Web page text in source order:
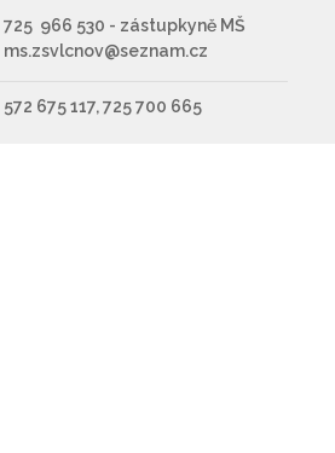
725 966 530 - zástupkyně MŠ
ms.zsvlcnov@seznam.cz
572 675 117, 725 700 665